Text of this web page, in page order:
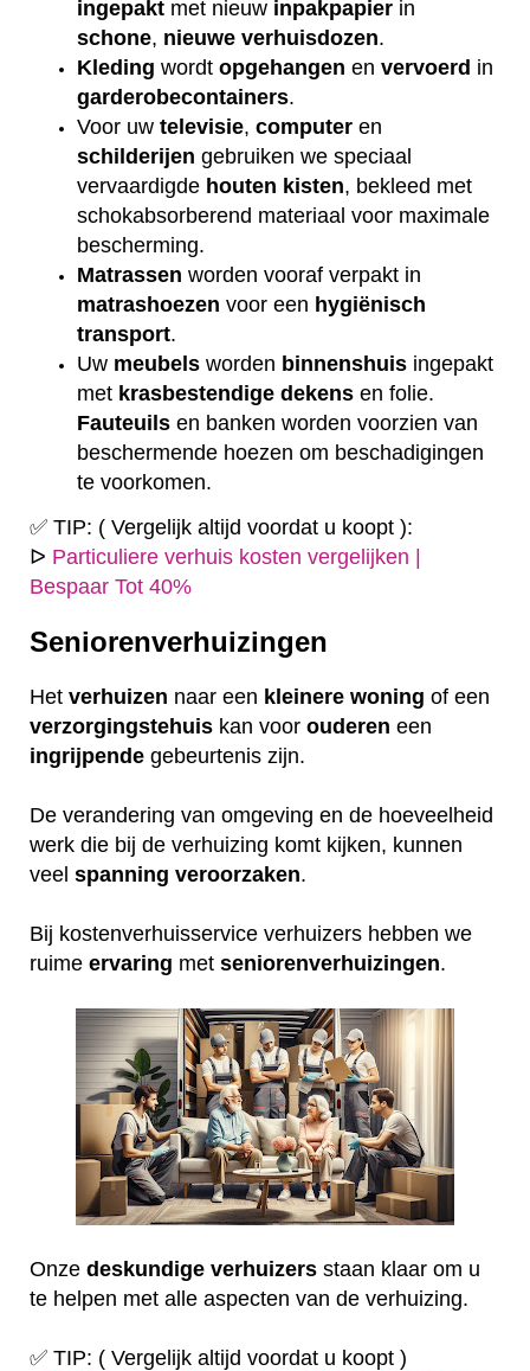
ingepakt met nieuw inpakpapier in
schone, nieuwe verhuisdozen.
Kleding wordt opgehangen en vervoerd in
garderobecontainers.
Voor uw televisie, computer en
schilderijen gebruiken we speciaal
vervaardigde houten kisten, bekleed met
schokabsorberend materiaal voor maximale
bescherming.
Matrassen worden vooraf verpakt in
matrashoezen voor een hygiënisch
transport.
Uw meubels worden binnenshuis ingepakt
met krasbestendige dekens en folie.
Fauteuils en banken worden voorzien van
beschermende hoezen om beschadigingen
te voorkomen.
✅ TIP: ( Vergelijk altijd voordat u koopt ):
ᐅ Particuliere verhuis kosten vergelijken |
Bespaar Tot 40%
Seniorenverhuizingen
Het verhuizen naar een kleinere woning of een
verzorgingstehuis kan voor ouderen een
ingrijpende gebeurtenis zijn.
De verandering van omgeving en de hoeveelheid
werk die bij de verhuizing komt kijken, kunnen
veel spanning veroorzaken.
Bij kostenverhuisservice verhuizers hebben we
ruime ervaring met seniorenverhuizingen.
Onze deskundige verhuizers staan klaar om u
te helpen met alle aspecten van de verhuizing.
✅ TIP: ( Vergelijk altijd voordat u koopt )